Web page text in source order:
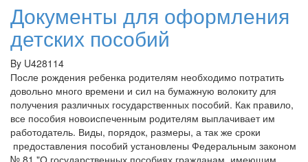
Документы для оформления
детских пособий
By U428114
После рождения ребенка родителям необходимо потратить
довольно много времени и сил на бумажную волокиту для
получения различных государственных пособий. Как правило,
все пособия новоиспеченным родителям выплачивает им
работодатель. Виды, порядок, размеры, а так же сроки
предоставления пособий установлены Федеральным законом
№ 81 "О государственных пособиях гражданам, имеющим